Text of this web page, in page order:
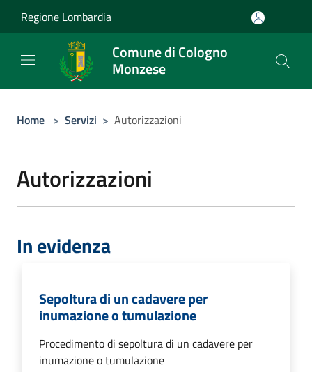
Regione Lombardia
Comune di Cologno
Monzese
Home > Servizi > Autorizzazioni
Autorizzazioni
In evidenza
Sepoltura di un cadavere per
inumazione o tumulazione
Procedimento di sepoltura di un cadavere per
inumazione o tumulazione